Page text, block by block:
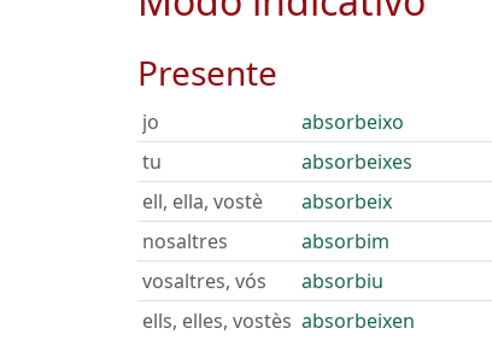
Presente
jo
absorbeixo
tu
absorbeixes
ell, ella, vostè
absorbeix
nosaltres
absorbim
vosaltres, vós
absorbiu
ells, elles, vostès absorbeixen